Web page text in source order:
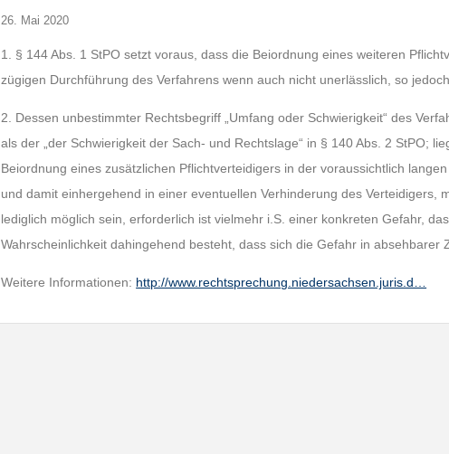
26. Mai 2020
1. § 144 Abs. 1 StPO setzt voraus, dass die Beiordnung eines weiteren
zügigen Durchführung des Verfahrens wenn auch nicht unerlässlich, so
2. Dessen unbestimmter Rechtsbegriff „Umfang oder Schwierigkeit“ des
als der „der Schwierigkeit der Sach- und Rechtslage“ in § 140 Abs. 2 StPO;
Beiordnung eines zusätzlichen Pflichtverteidigers in der voraussichtlich
und damit einhergehend in einer eventuellen Verhinderung des Verteidigers,
lediglich möglich sein, erforderlich ist vielmehr i.S. einer konkreten Gefahr,
Wahrscheinlichkeit dahingehend besteht, dass sich die Gefahr in absehbarer
Weitere Informationen: http://www.rechtsprechung.niedersachsen.juris.d…